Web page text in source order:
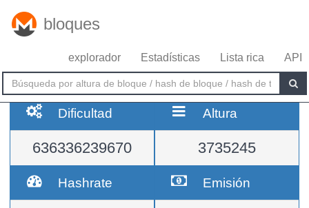
bloques
explorador Estadísticas Lista rica API
Dificultad
636336239670
Altura
3735245
Hashrate Emisión